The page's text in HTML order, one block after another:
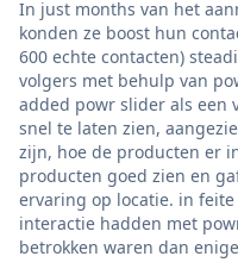
In just months van het
konden ze boost hun
600 echte contacten)
volgers met behulp van
added powr slider als een
snel te laten zien,
zijn, hoe de producten er
producten goed zien en
ervaring op locatie. in
interactie hadden met
betrokken waren dan